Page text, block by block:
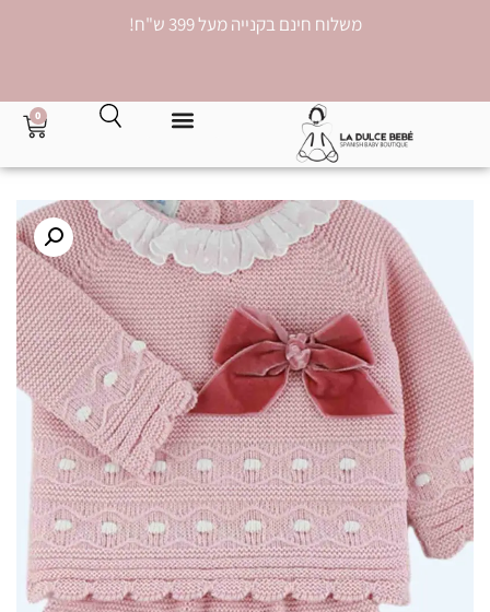
משלוח חינם בקנייה מעל 399 ש"ח!
0